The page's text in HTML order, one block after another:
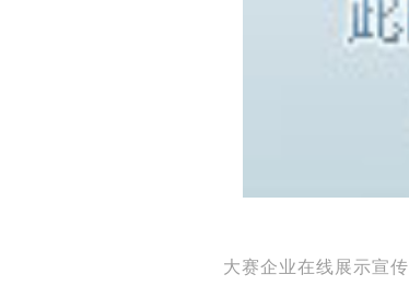
大赛企业在线展示宣传